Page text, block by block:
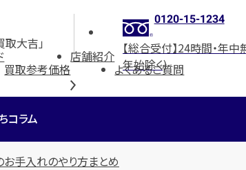
大吉」
0120-15-1234
【総合受付】24時間・年
年始除く)
買取参考価格
店舗紹介
よくあるご質問
コラム
手入れのやり方まとめ